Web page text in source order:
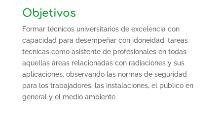
Objetivos
Formar técnicos universitarios de excelencia con
capacidad para desempeñar con idoneidad, tareas
técnicas como asistente de profesionales en todas
aquellas áreas relacionadas con radiaciones y sus
aplicaciones, observando las normas de seguridad
para los trabajadores, las instalaciones, el público en
general y el medio ambiente.